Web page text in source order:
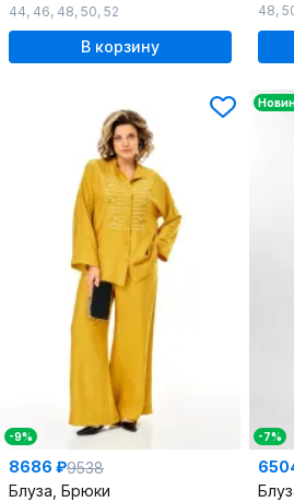
44, 46, 48, 50, 52
В корзину
48,
-9%
8686 ₽9538
Блуза, Брюки
-7%